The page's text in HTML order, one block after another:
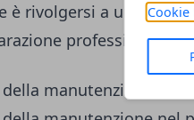
Cookie
è rivolgersi a un
professionale.
manutenzione nel